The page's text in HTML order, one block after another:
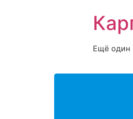
Ещё один